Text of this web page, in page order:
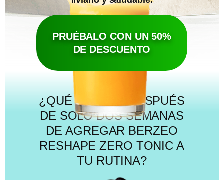
PRUÉBALO CON UN 50%
DE DESCUENTO
¿QUÉ SUCEDE DESPUÉS
DE SOLO DOS SEMANAS
DE AGREGAR BERZEO
RESHAPE ZERO TONIC A
TU RUTINA?